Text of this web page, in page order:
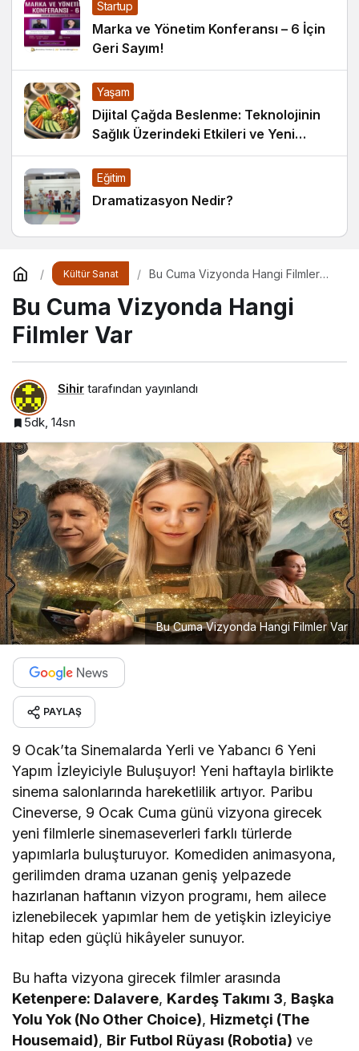
Startup
Marka ve Yönetim Konferansı – 6 İçin
Geri Sayım!
Yaşam
Dijital Çağda Beslenme: Teknolojinin
Sağlık Üzerindeki Etkileri ve Yeni
Alışkanlıklar
Eğitim
Dramatizasyon Nedir?
Kültür Sanat
Bu Cuma Vizyonda Hangi Filmler
Bu Cuma Vizyonda Hangi
Filmler Var
Sihir tarafından yayınlandı
5dk, 14sn
Bu Cuma Vizyonda Hangi Filmler Var
PAYLAŞ
9 Ocak’ta Sinemalarda Yerli ve Yabancı 6 Yeni
Yapım İzleyiciyle Buluşuyor! Yeni haftayla birlikte
sinema salonlarında hareketlilik artıyor. Paribu
Cineverse, 9 Ocak Cuma günü vizyona girecek
yeni filmlerle sinemaseverleri farklı türlerde
yapımlarla buluşturuyor. Komediden animasyona,
gerilimden drama uzanan geniş yelpazede
hazırlanan haftanın vizyon programı, hem ailece
izlenebilecek yapımlar hem de yetişkin izleyiciye
hitap eden güçlü hikâyeler sunuyor.
Bu hafta vizyona girecek filmler arasında
Ketenpere: Dalavere, Kardeş Takımı 3, Başka
Yolu Yok (No Other Choice), Hizmetçi (The
Housemaid), Bir Futbol Rüyası (Robotia) ve